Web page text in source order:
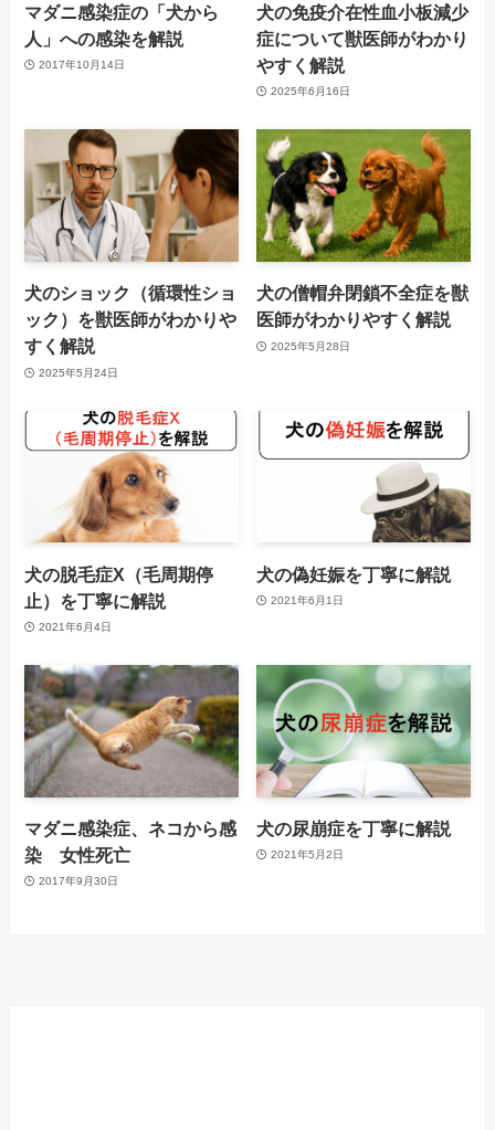
マダニ感染症の「犬から
人」への感染を解説
2017年10月14日
犬の免疫介在性血小板減少
症について獣医師がわかり
やすく解説
2025年6月16日
犬のショック（循環性ショ
ック）を獣医師がわかりや
すく解説
2025年5月24日
犬の僧帽弁閉鎖不全症を獣
医師がわかりやすく解説
2025年5月28日
犬の脱毛症X（毛周期停
止）を丁寧に解説
2021年6月4日
犬の偽妊娠を丁寧に解説
2021年6月1日
マダニ感染症、ネコから感
染 女性死亡
2017年9月30日
犬の尿崩症を丁寧に解説
2021年5月2日